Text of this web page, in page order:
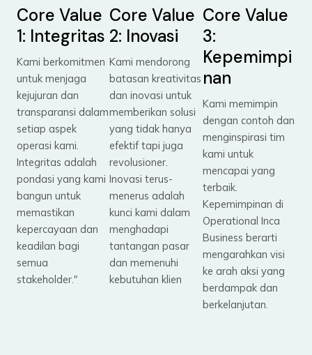
Core Value
1: Integritas
Kami berkomitmen
untuk menjaga
kejujuran dan
transparansi dalam
setiap aspek
operasi kami.
Integritas adalah
pondasi yang kami
bangun untuk
memastikan
kepercayaan dan
keadilan bagi
semua
stakeholder."
Core Value
2: Inovasi
Kami mendorong
batasan kreativitas
dan inovasi untuk
memberikan solusi
yang tidak hanya
efektif tapi juga
revolusioner.
Inovasi terus-
menerus adalah
kunci kami dalam
menghadapi
tantangan pasar
dan memenuhi
kebutuhan klien
Core Value
3:
Kepemimpi
nan
Kami memimpin
dengan contoh dan
menginspirasi tim
kami untuk
mencapai yang
terbaik.
Kepemimpinan di
Operational Inca
Business berarti
mengarahkan visi
ke arah aksi yang
berdampak dan
berkelanjutan.